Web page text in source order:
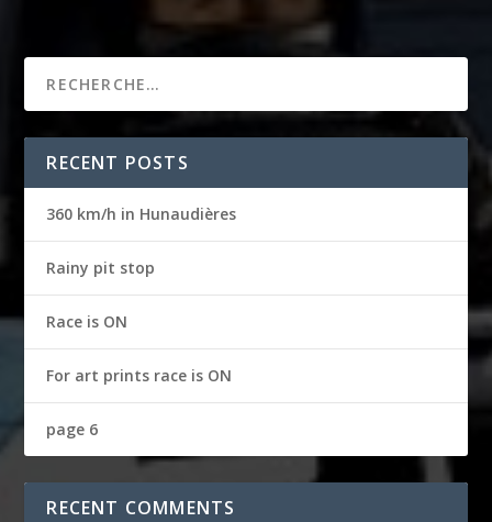
RECENT POSTS
360 km/h in Hunaudières
Rainy pit stop
Race is ON
For art prints race is ON
page 6
RECENT COMMENTS